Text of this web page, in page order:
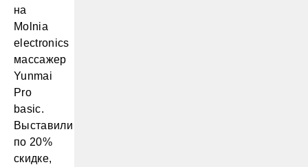
на
Molnia
electronics
массажер
Yunmai
Pro
basic.
Выставили
по 20%
скидке,